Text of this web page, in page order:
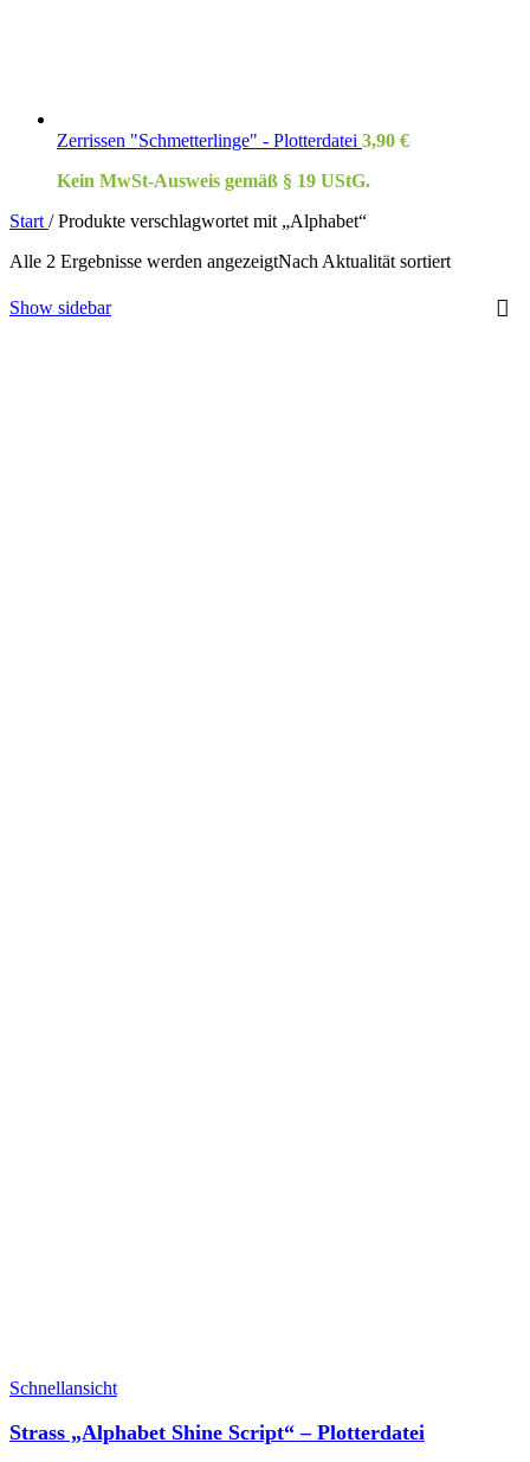
Zerrissen "Schmetterlinge" - Plotterdatei 3,90 €
Kein MwSt-Ausweis gemäß § 19 UStG.
Start / Produkte verschlagwortet mit „Alphabet“
Alle 2 Ergebnisse werden angezeigtNach Aktualität sortiert
Show sidebar
Schnellansicht
Strass „Alphabet Shine Script“ – Plotterdatei